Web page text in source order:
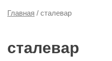
Главная / сталевар
сталевар